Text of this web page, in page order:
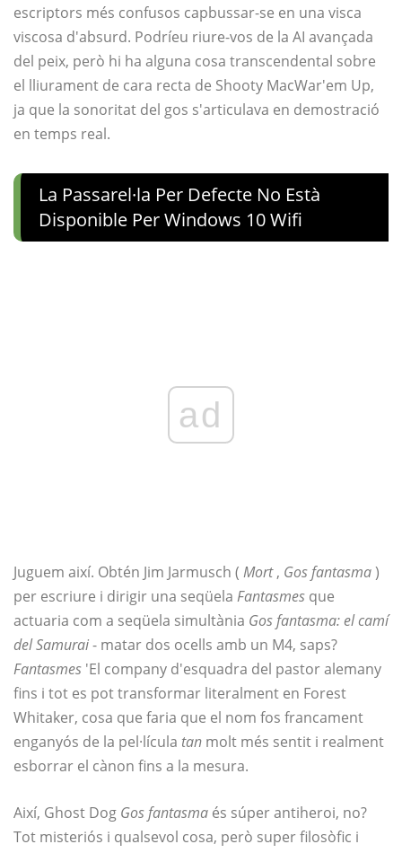
escriptors més confusos capbussar-se en una visca
viscosa d'absurd. Podríeu riure-vos de la AI avançada
del peix, però hi ha alguna cosa transcendental sobre
el lliurament de cara recta de Shooty MacWar'em Up,
ja que la sonoritat del gos s'articulava en demostració
en temps real.
La Passarel·la Per Defecte No Està
Disponible Per Windows 10 Wifi
ad
Juguem així. Obtén Jim Jarmusch ( Mort, Gos fantasma)
per escriure i dirigir una seqüela Fantasmes que
actuaria com a seqüela simultània Gos fantasma: el camí
del Samurai- matar dos ocells amb un M4, saps?
Fantasmes 'El company d'esquadra del pastor alemany
fins i tot es pot transformar literalment en Forest
Whitaker, cosa que faria que el nom fos francament
enganyós de la pel·lícula tan molt més sentit i realment
esborrar el cànon fins a la mesura.
Així, Ghost Dog Gos fantasma és súper antiheroi, no?
Tot misteriós i qualsevol cosa, però super filosòfic i